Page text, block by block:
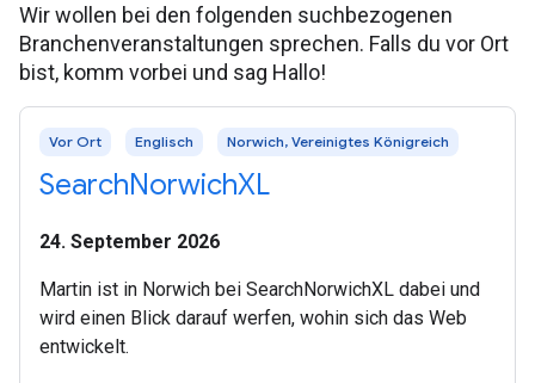
Wir wollen bei den folgenden suchbezogenen
Branchenveranstaltungen sprechen. Falls du vor Ort
bist, komm vorbei und sag Hallo!
Vor Ort Englisch Norwich, Vereinigtes Königreich
SearchNorwichXL
24. September 2026
Martin ist in Norwich bei SearchNorwichXL dabei und
wird einen Blick darauf werfen, wohin sich das Web
entwickelt.